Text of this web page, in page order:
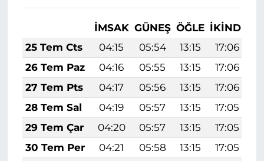
İMSAK GÜNEŞ ÖĞLE İKINDI
25 Tem Cts
04:15 05:54 13:15 17:06
26 Tem Paz
04:16 05:55 13:15 17:06
27 Tem Pts
04:17 05:56 13:15 17:06
28 Tem Sal
04:19 05:57 13:15 17:05
29 Tem Çar
04:20 05:57 13:15 17:05
30 Tem Per
04:21 05:58 13:15 17:05